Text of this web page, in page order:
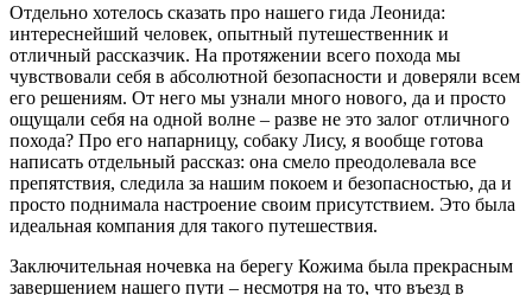
Отдельно хотелось сказать про нашего гида Леонида:
интереснейший человек, опытный путешественник и
отличный рассказчик. На протяжении всего похода мы
чувствовали себя в абсолютной безопасности и доверяли всем
его решениям. От него мы узнали много нового, да и просто
ощущали себя на одной волне – разве не это залог отличного
похода? Про его напарницу, собаку Лису, я вообще готова
написать отдельный рассказ: она смело преодолевала все
препятствия, следила за нашим покоем и безопасностью, да и
просто поднимала настроение своим присутствием. Это была
идеальная компания для такого путешествия.
Заключительная ночевка на берегу Кожима была прекрасным
завершением нашего пути – несмотря на то, что въезд в